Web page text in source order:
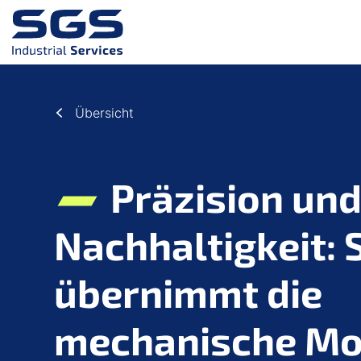
Übersicht
Präzision und
Nachhaltigkeit:
übernimmt die
mechanische